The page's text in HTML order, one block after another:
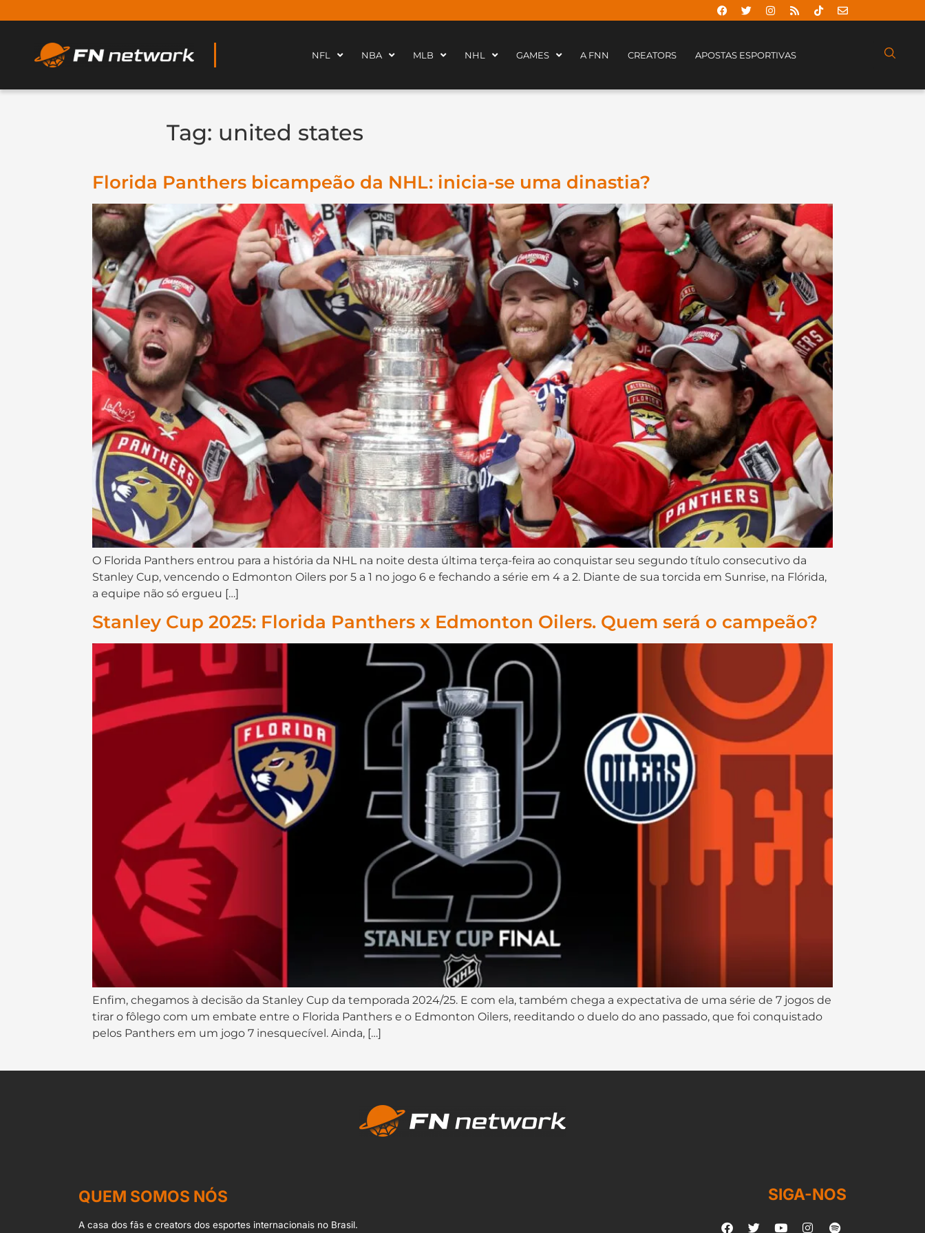
NFL NBA MLB NHL GAMES A FNN CREATORS APOSTAS ESPORTIVAS
Tag: united states
Florida Panthers bicampeão da NHL: inicia-se uma dinastia?
O Florida Panthers entrou para a história da NHL na noite desta última terça-feira ao conquistar seu segundo título consecutivo da
Stanley Cup, vencendo o Edmonton Oilers por 5 a 1 no jogo 6 e fechando a série em 4 a 2. Diante de sua torcida em Sunrise, na Flórida,
a equipe não só ergueu […]
Stanley Cup 2025: Florida Panthers x Edmonton Oilers. Quem será o campeão?
Enfim, chegamos à decisão da Stanley Cup da temporada 2024/25. E com ela, também chega a expectativa de uma série de 7 jogos de
tirar o fôlego com um embate entre o Florida Panthers e o Edmonton Oilers, reeditando o duelo do ano passado, que foi conquistado
pelos Panthers em um jogo 7 inesquecível. Ainda, […]
QUEM SOMOS NÓS
A casa dos fãs e creators dos esportes internacionais no Brasil.
SIGA-NOS